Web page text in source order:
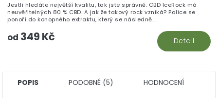
od 349 Kč Detail
Jestli hledáte největší kvalitu, tak jste správně. CBD IceRock má
neuvěřitelných 80 % CBD. A jak že takový rock vzniká? Palice se
ponoří do konopného extraktu, který se následně...
POPIS PODOBNÉ (5) HODNOCENÍ